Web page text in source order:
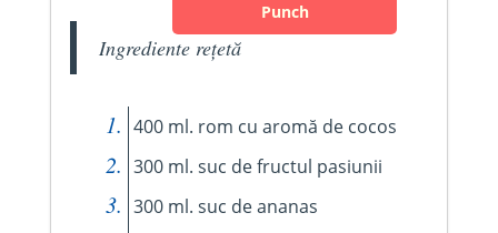
Punch
Ingrediente rețetă
400 ml. rom cu aromă de cocos
300 ml. suc de fructul pasiunii
300 ml. suc de ananas